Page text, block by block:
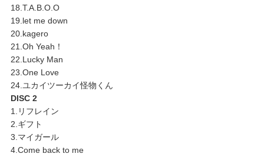
18.T.A.B.O.O
19.let me down
20.kagero
21.Oh Yeah！
22.Lucky Man
23.One Love
24.ユカイツーカイ怪物くん
DISC 2
1.リフレイン
2.ギフト
3.マイガール
4.Come back to me